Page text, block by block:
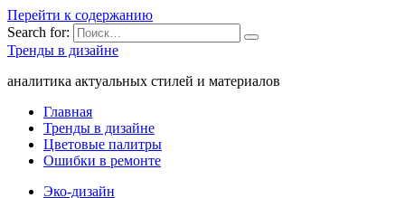
Перейти к содержанию
Search for:
Тренды в дизайне
аналитика актуальных стилей и материалов
Главная
Тренды в дизайне
Цветовые палитры
Ошибки в ремонте
Эко-дизайн